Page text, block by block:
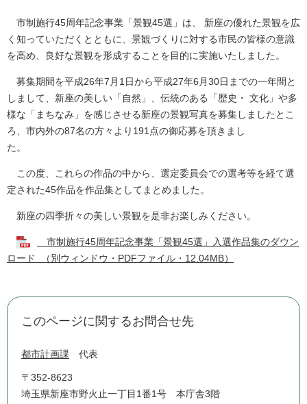
市制施行45周年記念事業「景観45選」は、 新座の優れた景観を広
く知っていただくとともに、景観づくりに対する市民の皆様の意識
を高め、良好な景観を形成することを目的に実施いたしました。
募集期間を平成26年7月1日から平成27年6月30日までの一年間と
しまして、新座の美しい「自然」、伝統のある「歴史・ 文化」や多
様な「まちなみ」を感じさせる新座の景観写真を募集しましたとこ
ろ、市内外の87名の方々より191点の御応募を頂きまし
この度、これらの作品の中から、選定委員会での選考等を経て選
定された45作品を作品集としてまとめました。
新座の四季折々の美しい景観を是非お楽しみください。
市制施行45周年記念事業「景観45選」入選作品集のダウン
ロード （別ウィンドウ・PDFファイル・12.04MB）
このページに関するお問合せ先
都市計画課 代表
〒352-8623
埼玉県新座市野火止一丁目1番1号 本庁舎3階